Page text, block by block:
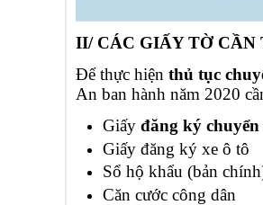
II/ CÁC GIẤY TỜ CẦN
Để thực hiện thủ tục
An ban hành năm 2020
Giấy đăng ký
Giấy đăng ký xe ô tô
Sổ hộ khẩu (bản
Căn cước công dân